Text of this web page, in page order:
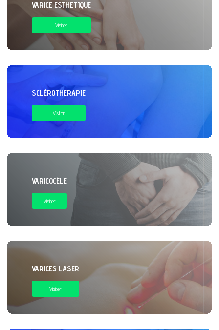
VARICE ESTHETIQUE
Visiter
SCLÉROTHERAPIE
Visiter
VARICOCÈLE
Visiter
VARICES LASER
Visiter